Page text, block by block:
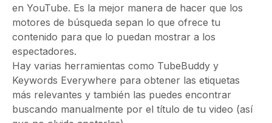
en YouTube. Es la mejor manera de hacer que los
motores de búsqueda sepan lo que ofrece tu
contenido para que lo puedan mostrar a los
espectadores.
Hay varias herramientas como TubeBuddy y
Keywords Everywhere para obtener las etiquetas
más relevantes y también las puedes encontrar
buscando manualmente por el título de tu video (así